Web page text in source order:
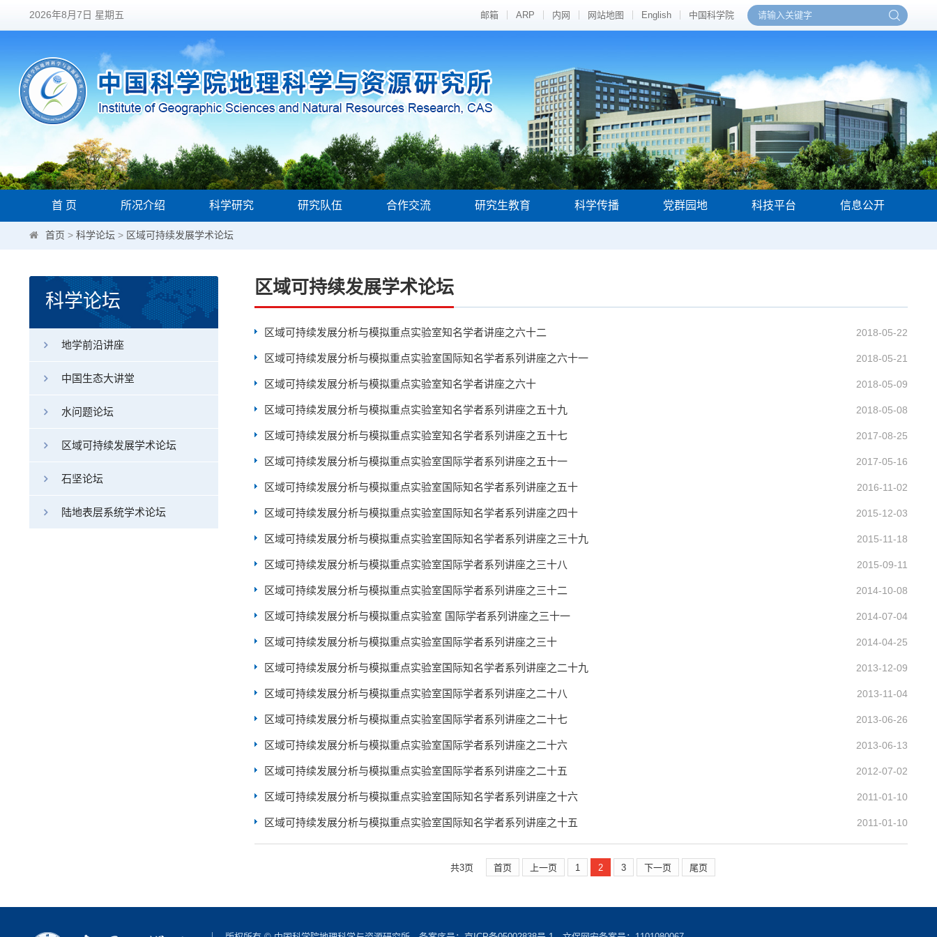
2026年8月7日 星期五 邮箱 ARP 内网 网站地图 English 中国科学院
首 页 所况介绍 科学研究 研究队伍 合作交流 研究生教育 科学传播 党群园地 科技平台 信息公开
首页 > 科学论坛 > 区域可持续发展学术论坛
科学论坛
地学前沿讲座
中国生态大讲堂
水问题论坛
区域可持续发展学术论坛
石坚论坛
陆地表层系统学术论坛
区域可持续发展学术论坛
2018-05-22
区域可持续发展分析与模拟重点实验室知名学者讲座之六十二
2018-05-21
区域可持续发展分析与模拟重点实验室国际知名学者系列讲座之六十一
2018-05-09
区域可持续发展分析与模拟重点实验室知名学者讲座之六十
2018-05-08
区域可持续发展分析与模拟重点实验室知名学者系列讲座之五十九
2017-08-25
区域可持续发展分析与模拟重点实验室知名学者系列讲座之五十七
2017-05-16
区域可持续发展分析与模拟重点实验室国际学者系列讲座之五十一
2016-11-02
区域可持续发展分析与模拟重点实验室国际知名学者系列讲座之五十
2015-12-03
区域可持续发展分析与模拟重点实验室国际知名学者系列讲座之四十
2015-11-18
区域可持续发展分析与模拟重点实验室国际知名学者系列讲座之三十九
2015-09-11
区域可持续发展分析与模拟重点实验室国际学者系列讲座之三十八
2014-10-08
区域可持续发展分析与模拟重点实验室国际学者系列讲座之三十二
2014-07-04
区域可持续发展分析与模拟重点实验室 国际学者系列讲座之三十一
2014-04-25
区域可持续发展分析与模拟重点实验室国际学者系列讲座之三十
2013-12-09
区域可持续发展分析与模拟重点实验室国际知名学者系列讲座之二十九
2013-11-04
区域可持续发展分析与模拟重点实验室国际学者系列讲座之二十八
2013-06-26
区域可持续发展分析与模拟重点实验室国际学者系列讲座之二十七
2013-06-13
区域可持续发展分析与模拟重点实验室国际学者系列讲座之二十六
2012-07-02
区域可持续发展分析与模拟重点实验室国际学者系列讲座之二十五
2011-01-10
区域可持续发展分析与模拟重点实验室国际知名学者系列讲座之十六
2011-01-10
区域可持续发展分析与模拟重点实验室国际知名学者系列讲座之十五
共3页 首页 上一页 1 2 3 下一页 尾页